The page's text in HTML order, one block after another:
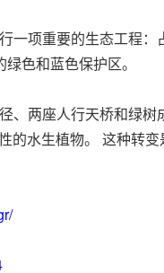
项重要的生态工程
色和蓝色保护区。
两座人行天桥和绿
水生植物。 这种转